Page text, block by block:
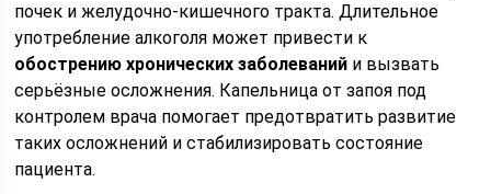
почек и желудочно-кишечного тракта. Длительное
употребление алкоголя может привести к
обострению хронических заболеваний и вызвать
серьёзные осложнения. Капельница от запоя под
контролем врача помогает предотвратить развитие
таких осложнений и стабилизировать состояние
пациента.